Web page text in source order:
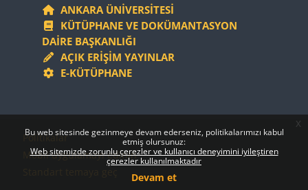
Bu web sitesinde gezinmeye devam ederseniz, politikalarımızı kabul
etmiş olursunuz:
Web sitemizde zorunlu çerezler ve kullanıcı deneyimini iyileştiren
çerezler kullanılmaktadır
Devam et
x
ANKARA ÜNIVERSITESI
KÜTÜPHANE VE DOKÜMANTASYON
DAIRE BAŞKANLIĞI
AÇIK ERIŞIM YAYINLAR
E-KÜTÜPHANE
Bloklar
Bloklar
Politikalar
Mobil uygulamayı edinin